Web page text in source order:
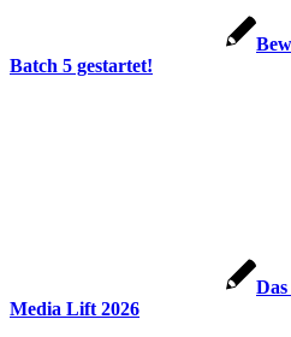
Batch 5 gestartet!
Media Lift 2026